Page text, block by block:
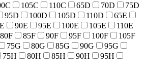
105C 110C 65D 70D
75D
95D 100D 105D 110D
65E
90E 95E 100E 105E
110E
80F 85F 90F 95F 100F
105F
75G 80G 85G 90G
95G
75H 80H 85H 90H
95H